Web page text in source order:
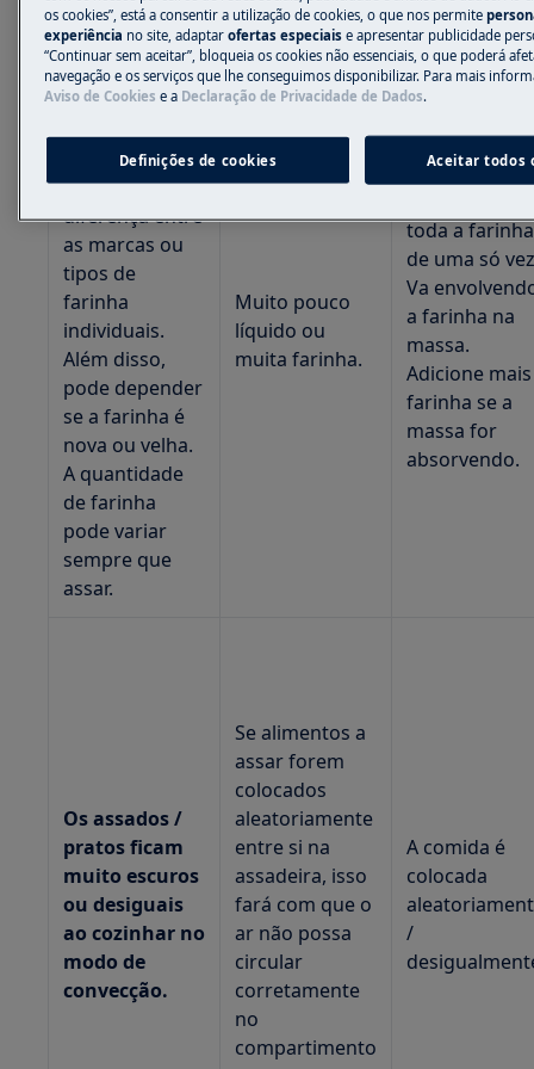
tempo.
A farinha
absorve de
maneira
diferente. Pode
haver uma
diferença entre
as marcas ou
tipos de
farinha
individuais.
Além disso,
pode depender
se a farinha é
nova ou velha.
A quantidade
de farinha
pode variar
sempre que
assar.
Muito pouco
líquido ou
muita farinha.
toda a farinha
de uma só
Va
a farinha na
massa.
Adicione mais
farinha se a
massa for
absorvendo.
Os assados /
pratos ficam
muito escuros
ou desiguais
ao cozinhar no
modo de
convecção.
Se alimentos a
assar forem
colocados
aleatoriamente
entre si na
assadeira, isso
fará com que o
ar não possa
circular
corretamente
no
compartimento
A comida é
colocada
/
os cookies”, está a consentir a utilização de cookies, o que nos permite
experiência no site, adaptarofertas especiaise apresentar publicidade
“Continuar sem aceitar”, bloqueia os cookies não essenciais, o que poderá
navegação e os serviços que lhe conseguimos disponibilizar. Para mais
Aviso de Cookies e a Declaração de Privacidade de Dados.
Definições de cookies Aceitar todos